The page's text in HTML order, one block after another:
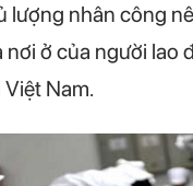
nhân công
ở của người
Nam.